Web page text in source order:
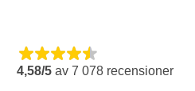
4,58/5 av 7 078 recensioner